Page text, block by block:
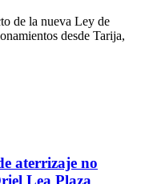
de la nueva Ley de
desde Tarija,
aterrizaje no
Lea Plaza